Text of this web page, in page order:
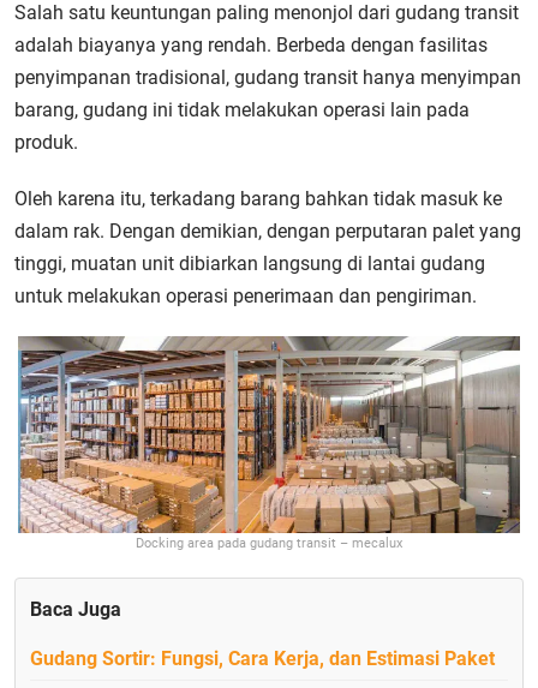
Salah satu keuntungan paling menonjol dari gudang transit
adalah biayanya yang rendah. Berbeda dengan fasilitas
penyimpanan tradisional, gudang transit hanya menyimpan
barang, gudang ini tidak melakukan operasi lain pada
produk.
Oleh karena itu, terkadang barang bahkan tidak masuk ke
dalam rak. Dengan demikian, dengan perputaran palet yang
tinggi, muatan unit dibiarkan langsung di lantai gudang
untuk melakukan operasi penerimaan dan pengiriman.
Docking area pada gudang transit – mecalux
Baca Juga
Gudang Sortir: Fungsi, Cara Kerja, dan Estimasi Paket